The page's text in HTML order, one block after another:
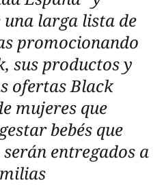
una larga lista de
promocionando
sus productos y
ofertas Black
mujeres que
bebés que
serán entregados a